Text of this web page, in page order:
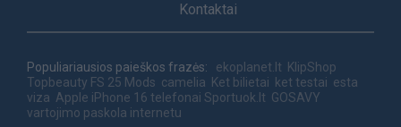
Kontaktai
Populiariausios paieškos frazės: ekoplanet.lt KlipShop
Topbeauty FS 25 Mods camelia Ket bilietai ket testai esta
viza Apple iPhone 16 telefonai Sportuok.lt GOSAVY
vartojimo paskola internetu